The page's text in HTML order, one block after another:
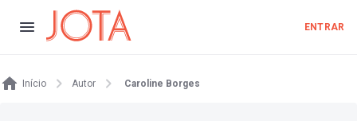
ENTRAR
Início Autor Caroline Borges